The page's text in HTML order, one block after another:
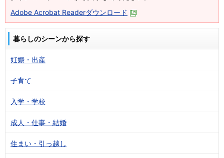
Adobe Acrobat Readerダウンロード
暮らしのシーンから探す
妊娠・出産
子育て
入学・学校
成人・仕事・結婚
住まい・引っ越し